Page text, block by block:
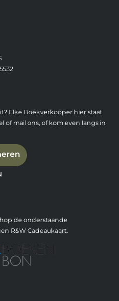
Elke Boekverkooper hier staat
of mail ons, of kom even langs in
de onderstaande
R&W Cadeaukaart.